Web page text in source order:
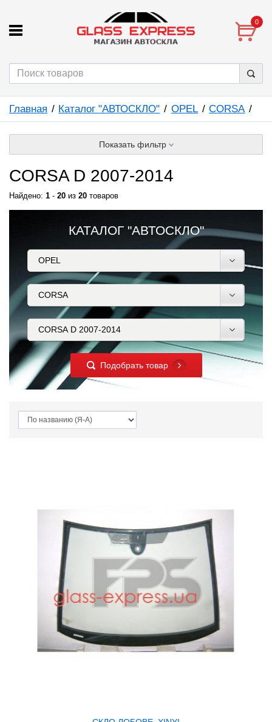
0
Главная Каталог "АВТОСКЛО" OPEL CORSA
Показать фильтр
CORSA D 2007-2014
Найдено: 1 - 20 из 20 товаров
КАТАЛОГ "АВТОСКЛО"
Подобрать товар